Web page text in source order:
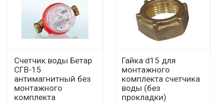
Счетчик воды Бетар
СГВ-15
антимагнитный без
монтажного
комплекта
Гайка d15 для
монтажного
комплекта счетчика
воды (без
прокладки)